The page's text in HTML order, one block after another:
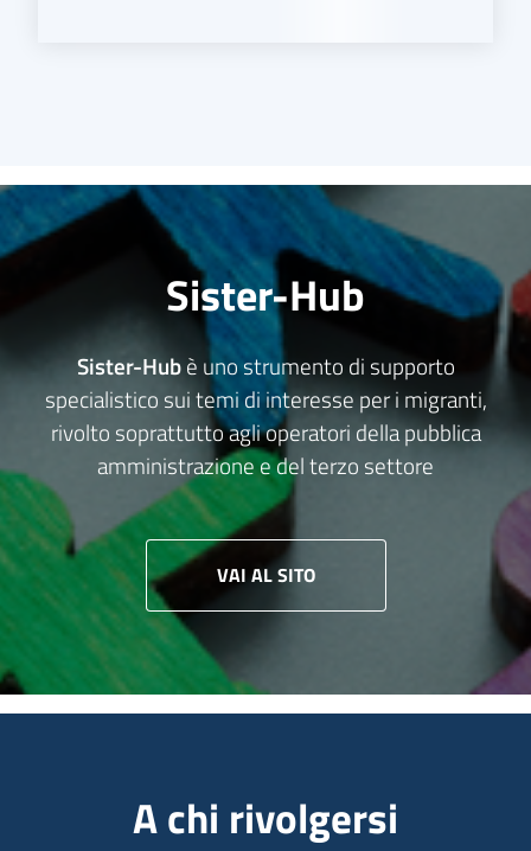
Sister-Hub
Sister-Hubè uno strumento di supporto
specialistico sui temi di interesse per i migranti,
rivolto soprattutto agli operatori della pubblica
amministrazione e del terzo settore
VAI AL SITO
A chi rivolgersi